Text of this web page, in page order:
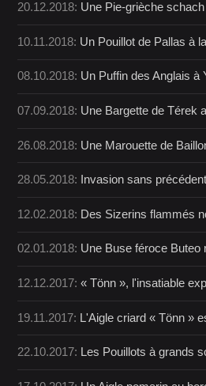
20.12.2018: Une Pie-grièche
10.11.2018: Un Pouillot de Pallas à
08.10.2018: Un Puffin des Anglais à
07.09.2018: Une Bargette de Térek
26.08.2018: Une Marouette de
28.05.2018: Invasion sans
12.02.2018: Des Sizerins flammés
02.01.2018: Une Buse féroce Buteo
12.12.2017:« Tönn », l'insatiable
19.11.2017: L'Aigle criard « Tönn »
22.10.2017: Les Pouillots à grands